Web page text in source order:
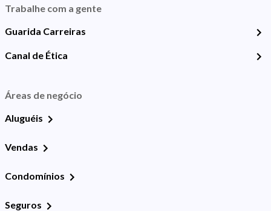
Trabalhe com a gente
Guarida Carreiras
Canal de Ética
Áreas de negócio
Aluguéis
Vendas
Condomínios
Seguros